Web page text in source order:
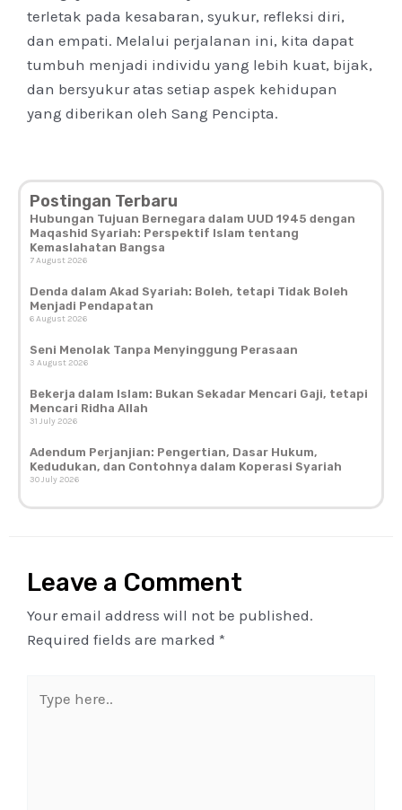
terletak pada kesabaran, syukur, refleksi diri,
dan empati. Melalui perjalanan ini, kita dapat
tumbuh menjadi individu yang lebih kuat, bijak,
dan bersyukur atas setiap aspek kehidupan
yang diberikan oleh Sang Pencipta.
Postingan Terbaru
Hubungan Tujuan Bernegara dalam UUD 1945 dengan
Maqashid Syariah: Perspektif Islam tentang
Kemaslahatan Bangsa
7 August 2026
Denda dalam Akad Syariah: Boleh, tetapi Tidak Boleh
Menjadi Pendapatan
6 August 2026
Seni Menolak Tanpa Menyinggung Perasaan
3 August 2026
Bekerja dalam Islam: Bukan Sekadar Mencari Gaji, tetapi
Mencari Ridha Allah
31 July 2026
Adendum Perjanjian: Pengertian, Dasar Hukum,
Kedudukan, dan Contohnya dalam Koperasi Syariah
30 July 2026
Leave a Comment
Your email address will not be published.
Required fields are marked *